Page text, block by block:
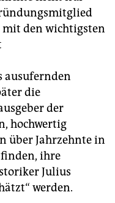
mit den wichtigsten
ausufernden
die
der
hochwertig
über Jahrzehnte in
ihre
Julius
werden.